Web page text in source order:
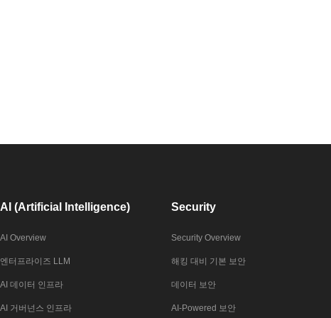
AI (Artificial Intelligence)
AI Overview
엔터프라이즈 LLM
AI 데이터 인프라
AI 거버넌스 인프라
Security
Security Overview
해킹 대비 기본 보안
데이터 보안
AI-Powered 보안